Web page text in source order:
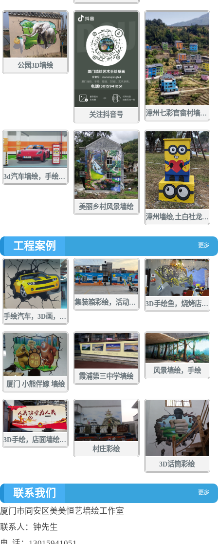
公园3D墙绘
关注抖音号 漳州七彩官畬村墙绘，手绘，壁画，彩绘
3d汽车墙绘，手绘，壁画，彩绘
美丽乡村风景墙绘
漳州墙绘,土白社龙舟文化中心墙绘，龙江游手绘，亲水营地彩绘，龙江岁月壁画,配电箱彩绘，手绘，壁画，涂鸦
工程案例
手绘汽车，3D画，墙绘，壁画，彩绘
集装箱彩绘，活动板房手绘，货箱涂鸦，墙绘，壁画 3D手绘鱼，烧烤店墙绘，店面涂鸦，立体画彩绘
厦门 小熊伴嫁 墙绘
霞浦第三中学墙绘
风景墙绘，手绘
3D手绘，店面墙绘，店面涂鸦，立体画彩绘，壁画
村庄彩绘
3D话筒彩绘
联系我们
厦门市同安区美美恒艺墙绘工作室
联系人：钟先生